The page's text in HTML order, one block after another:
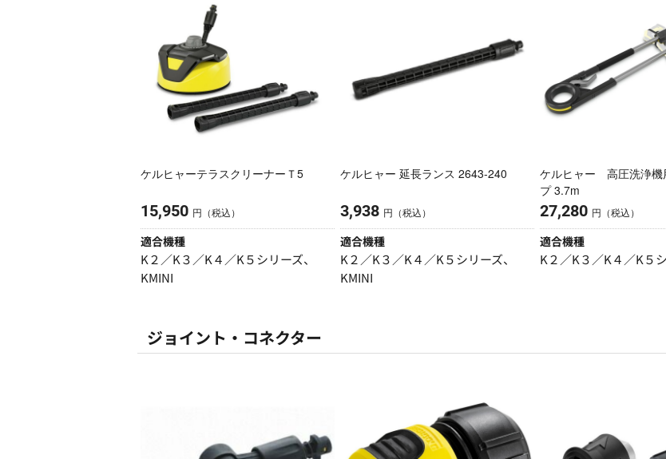
ケルヒャーテラスクリーナーＴ5
15,950 円（税込）
適合機種
K２／K３／K４／K５シリーズ、
KMINI
ケルヒャー 延長ランス 2643-240
3,938 円（税込）
適合機種
K２／K３／K４／K５シリーズ、
KMINI
ケルヒャー 高圧洗浄機
プ 3.7m
27,280 円（税込）
適合機種
K２／K３／K４／K５
ジョイント・コネクター